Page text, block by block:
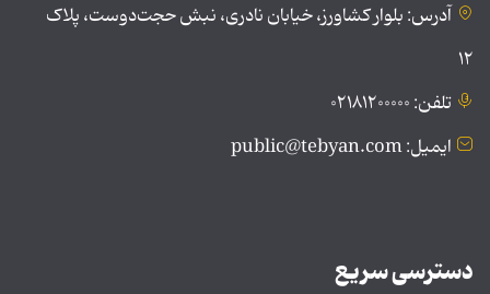
آدرس: بلوار کشاورز، خیابان نادری، نبش حجت‌دوست، پلاک
۱۲
تلفن: ۰۲۱۸۱۲۰۰۰۰۰
ایمیل: public@tebyan.com
دسترسی سریع